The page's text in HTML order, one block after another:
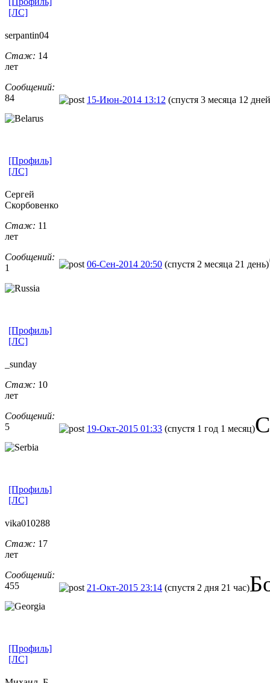
[ЛС]
serpantin04
Стаж: 14
лет
Сообщений:
84
15-Июн-2014 13:12 (спустя 3 месяца 12
[Профиль]
[ЛС]
Сергей
Скорбовенко
Стаж: 11
лет
Сообщений:
1
06-Сен-2014 20:50 (спустя 2 месяца 21 день)
[Профиль]
[ЛС]
_sunday
Стаж: 10
лет
Сообщений:
5
19-Окт-2015 01:33 (спустя 1 год 1 месяц)
[Профиль]
[ЛС]
vika010288
Стаж: 17
лет
Сообщений:
455
21-Окт-2015 23:14 (спустя 2 дня 21 час)
[Профиль]
[ЛС]